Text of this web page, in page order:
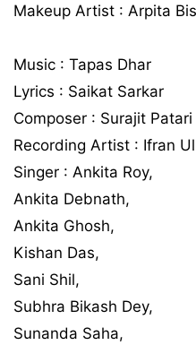
Makeup Artist : Arpita
Music : Tapas Dhar
Lyrics : Saikat Sarkar
Composer : Surajit Patari
Recording Artist : Ifran
Singer : Ankita Roy,
Ankita Debnath,
Ankita Ghosh,
Kishan Das,
Sani Shil,
Subhra Bikash Dey,
Sunanda Saha,